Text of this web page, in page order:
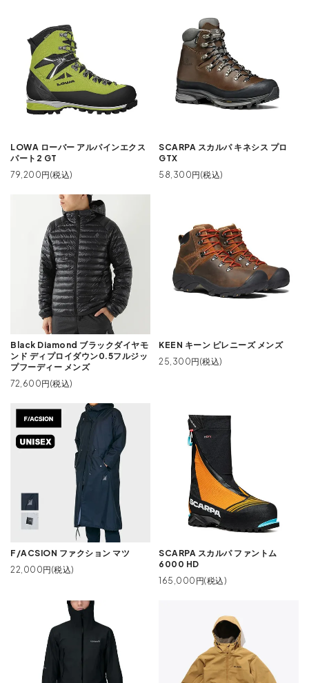
LOWA ローバー アルパインエクス
パート2 GT
79,200円(税込)
SCARPA スカルパ キネシス プロ
GTX
58,300円(税込)
Black Diamond ブラックダイヤモ
ンド ディプロイダウン0.5フルジッ
プフーディー メンズ
72,600円(税込)
KEEN キーン ピレニーズ メンズ
25,300円(税込)
F/ACSION ファクション マツ
22,000円(税込)
SCARPA スカルパ ファントム
6000 HD
165,000円(税込)